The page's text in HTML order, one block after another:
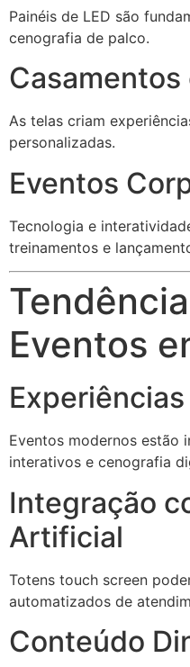
Painéis de LED são
cenografia de palco.
Casamentos
As telas criam
personalizadas.
Eventos
Tecnologia e
treinamentos e
Eventos
Eventos modernos estão
interativos e cenografia
Integração
Artificial
Totens touch screen
automatizados de
Conteúdo